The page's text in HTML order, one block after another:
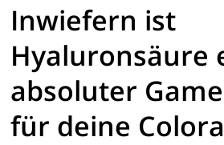
Inwiefern ist
Hyaluronsäure
absoluter
für deine